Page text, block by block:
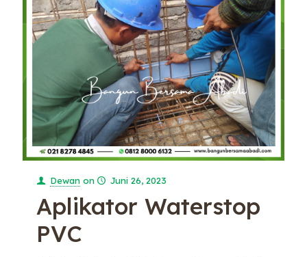
Dewan on Juni 26, 2023
Aplikator Waterstop
PVC